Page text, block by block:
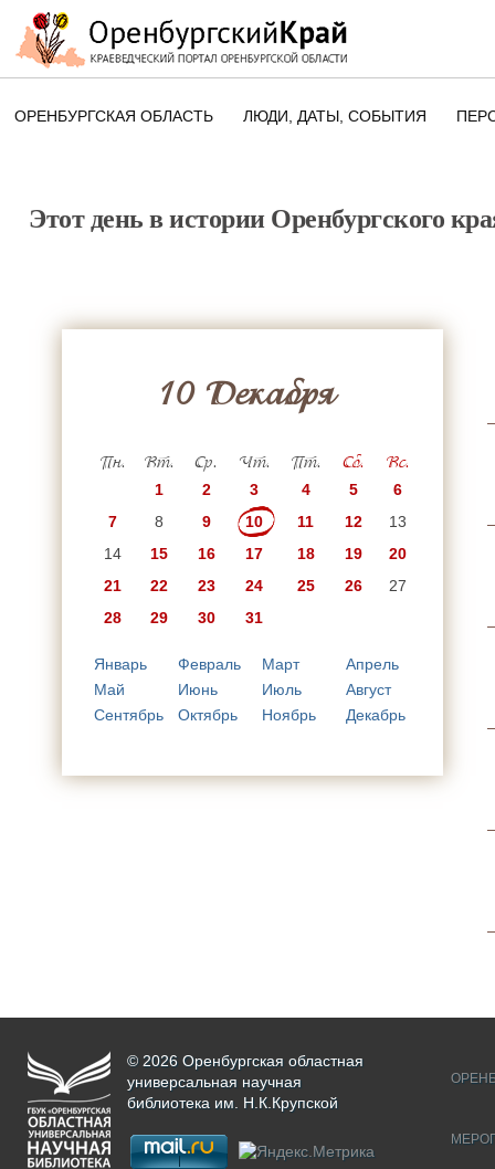
ОРЕНБУРГСКАЯ ОБЛАСТЬ ЛЮДИ, ДАТЫ, CОБЫТИЯ
ПАМЯТНЫЕ ДАТЫ
Этот день в истории Оренбургского
10 Декабря
Пн. Вт. Ср. Чт. Пт. Сб. Вс.
1 2 3 4 5
6
7
8 9 10 11 12
13
14
15 16 17 18 19
20
21
22 23 24 25 26
27
28
29 30 31
Январь Февраль Март
Апрель
Май
Июнь Июль
Август
Сентябрь
Октябрь Ноябрь Декабрь
© 2026 Оренбургская областная
универсальная научная
библиотека им. Н.К.Крупской